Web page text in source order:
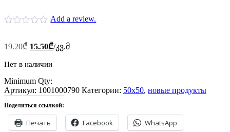
Add a review.
19.20₾ Первоначальная
составляла
15.50₾Текущая
цена:
/კვ.მ
Нет в наличии
Minimum Qty:
Артикул: 1001000790 Категории: 50x50, новые продукты
Поделиться ссылкой:
Печать Facebook WhatsApp